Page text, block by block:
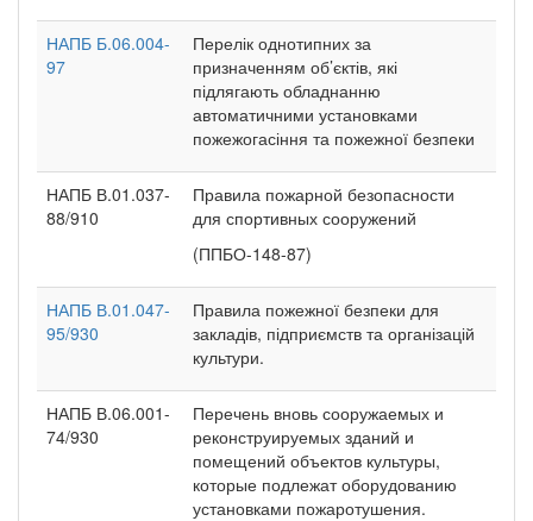
НАПБ Б.06.004-
97
Перелік однотипних за
призначенням об’єктів, які
підлягають обладнанню
автоматичними установками
пожежогасіння та пожежної безпеки
НАПБ В.01.037-
88/910
Правила пожарной безопасности
для спортивных сооружений
(ППБО-148-87)
НАПБ В.01.047-
95/930
Правила пожежної безпеки для
закладів, підприємств та організацій
культури.
НАПБ В.06.001-
74/930
Перечень вновь сооружаемых и
реконструируемых зданий и
помещений объектов культуры,
которые подлежат оборудованию
установками пожаротушения.